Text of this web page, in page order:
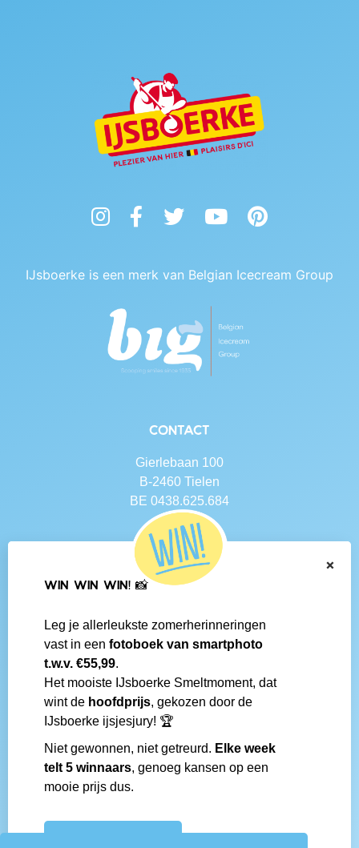
InstagramFacebookTwitter YouTubePinterest
IJsboerke is een merk van Belgian Icecream Group
Contact
Gierlebaan 100
B-2460 Tielen
BE 0438.625.684
Navigatie
Contact
Social media
IJsboerke-shops
Fanmail bezorgen
IJsboerke wedstrijd
Gemaakt door
×
WIN WIN WIN! 📸
Leg je allerleukste zomerherinneringen
vast in een fotoboek van smartphoto
t.w.v. €55,99.
Het mooiste IJsboerke Smeltmoment, dat
wint de hoofdprijs, gekozen door de
IJsboerke ijsjesjury! 🏆
Niet gewonnen, niet getreurd. Elke week
telt 5 winnaars, genoeg kansen op een
mooie prijs dus.